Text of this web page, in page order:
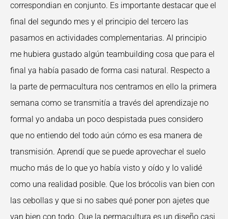
correspondian en conjunto. Es importante destacar que el
final del segundo mes y el principio del tercero las
pasamos en actividades complementarias. Al principio
me hubiera gustado algún teambuilding cosa que para el
final ya había pasado de forma casi natural. Respecto a
la parte de permacultura nos centramos en ello la primera
semana como se transmitía a través del aprendizaje no
formal yo andaba un poco despistada pues considero
que no entiendo del todo aún cómo es esa manera de
transmisión. Aprendí que se puede aprovechar el suelo
mucho más de lo que yo había visto y oído y lo validé
como una realidad posible. Que los brócolis van bien con
las cebollas y que si no sabes qué poner pon ajetes que
van bien con todo. Que la permacultura es un diseño casi